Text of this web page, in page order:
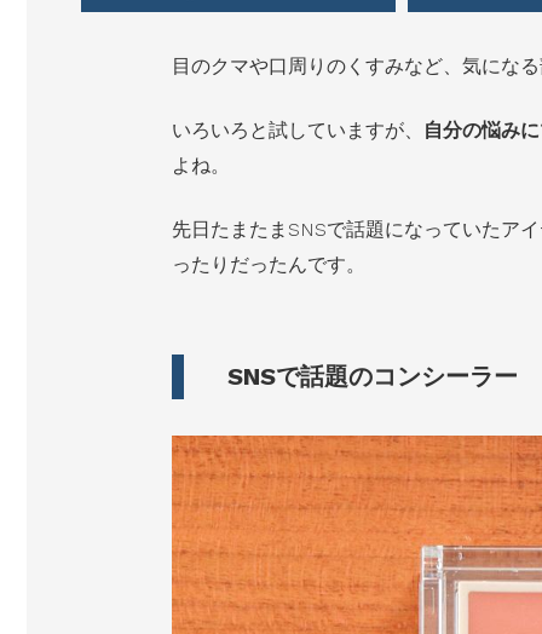
目のクマや口周りのくすみなど、気にな
いろいろと試していますが、
自分の悩み
よね。
先日たまたまSNSで話題になっていたア
ったりだったんです。
SNSで話題のコンシーラー